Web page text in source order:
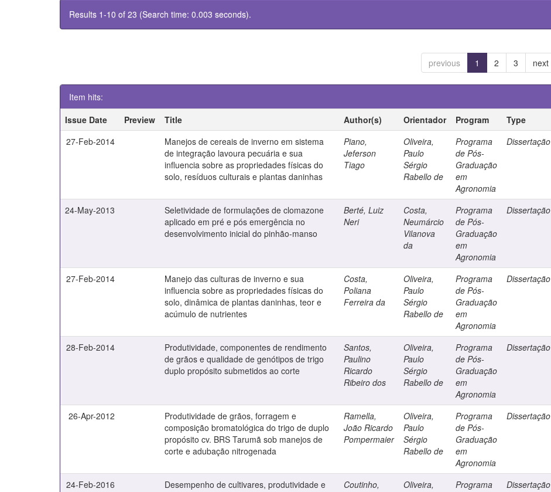
Results 1-10 of 23 (Search time: 0.003 seconds).
previous 1 2 3 next
Item hits:
Issue Date
Preview Title Author(s) Orientador Program
Type
27-Feb-2014
Manejos de cereais de inverno em sistema
de integração lavoura pecuária e sua
influencia sobre as propriedades físicas do
solo, resíduos culturais e plantas daninhas
Piano,
Jeferson
Tiago
Oliveira,
Paulo
Sérgio
Rabello de
Programa
de Pós-
Graduação
em
Agronomia
Dissertação
24-May-2013
Seletividade de formulações de clomazone
aplicado em pré e pós emergência no
desenvolvimento inicial do pinhão-manso
Berté, Luiz
Neri
Costa,
Neumárcio
Vilanova
da
Programa
de Pós-
Graduação
em
Agronomia
Dissertação
27-Feb-2014
Manejo das culturas de inverno e sua
influencia sobre as propriedades físicas do
solo, dinâmica de plantas daninhas, teor e
acúmulo de nutrientes
Costa,
Poliana
Ferreira da
Oliveira,
Paulo
Sérgio
Rabello de
Programa
de Pós-
Graduação
em
Agronomia
Dissertação
28-Feb-2014
Produtividade, componentes de rendimento
de grãos e qualidade de genótipos de trigo
duplo propósito submetidos ao corte
Santos,
Paulino
Ricardo
Ribeiro dos
Oliveira,
Paulo
Sérgio
Rabello de
Programa
de Pós-
Graduação
em
Agronomia
Dissertação
26-Apr-2012
Produtividade de grãos, forragem e
composição bromatológica do trigo de duplo
propósito cv. BRS Tarumã sob manejos de
corte e adubação nitrogenada
Ramella,
João Ricardo
Pompermaier
Oliveira,
Paulo
Sérgio
Rabello de
Programa
de Pós-
Graduação
em
Agronomia
Dissertação
24-Feb-2016
Desempenho de cultivares, produtividade e
Coutinho,
Oliveira,
Programa
Dissertação